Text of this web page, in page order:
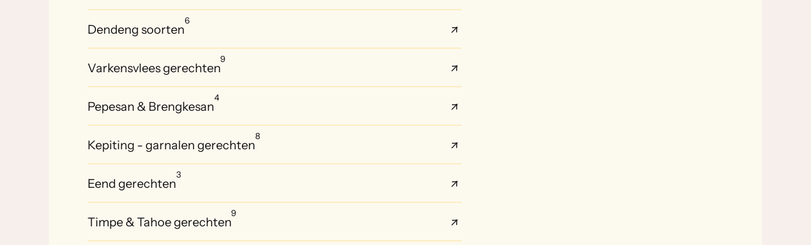
Dendeng soorten
6
Varkensvlees gerechten
9
Pepesan & Brengkesan
4
Kepiting - garnalen gerechten
8
Eend gerechten
3
Timpe & Tahoe gerechten
9